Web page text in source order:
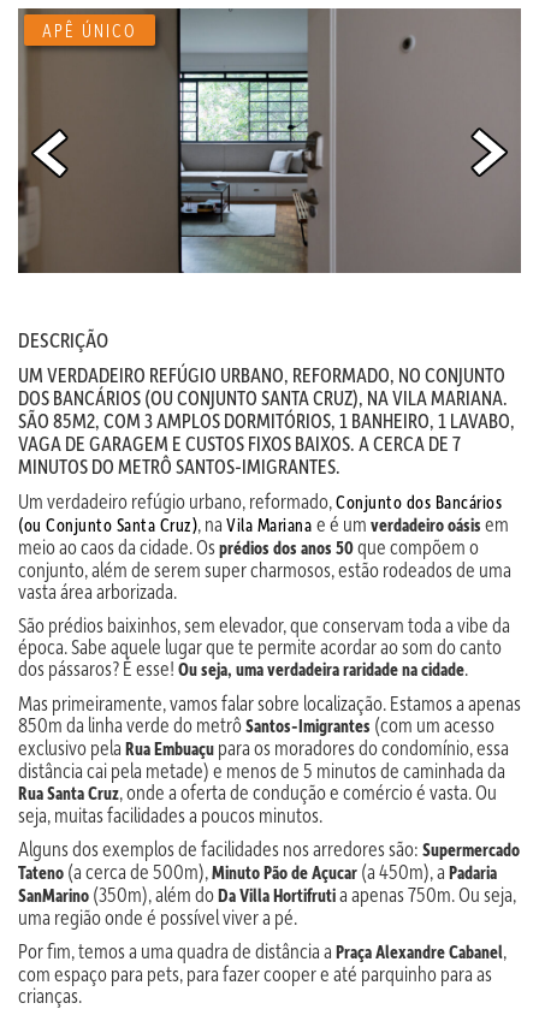
APÊ ÚNICO
DESCRIÇÃO
UM VERDADEIRO REFÚGIO URBANO, REFORMADO, NO CONJUNTO
DOS BANCÁRIOS (OU CONJUNTO SANTA CRUZ), NA VILA MARIANA.
SÃO 85M2, COM 3 AMPLOS DORMITÓRIOS, 1 BANHEIRO, 1 LAVABO,
VAGA DE GARAGEM E CUSTOS FIXOS BAIXOS. A CERCA DE 7
MINUTOS DO METRÔ SANTOS-IMIGRANTES.
Um verdadeiro refúgio urbano, reformado,Conjunto dos Bancários
(ou Conjunto Santa Cruz), na Vila Mariana e é um verdadeiro oásis em
meio ao caos da cidade. Osprédios dos anos 50que compõem o
conjunto, além de serem super charmosos, estão rodeados de uma
vasta área arborizada.
São prédios baixinhos, sem elevador, que conservam toda a vibe da
época. Sabe aquele lugar que te permite acordar ao som do canto
dos pássaros? É esse! Ou seja, uma verdadeira raridade na cidade.
Mas primeiramente, vamos falar sobre localização. Estamos a apenas
850m da linha verde do metrôSantos-Imigrantes (com um acesso
exclusivo pela Rua Embuaçu para os moradores do condomínio, essa
distância cai pela metade) e menos de 5 minutos de caminhada da
Rua Santa Cruz, onde a oferta de condução e comércio é vasta. Ou
seja, muitas facilidades a poucos minutos.
Alguns dos exemplos de facilidades nos arredores são: Supermercado
Tateno (a cerca de 500m),Minuto Pão de Açucar (a 450m), a Padaria
SanMarino (350m), além doDa Villa Hortifrutia apenas 750m. Ou seja,
uma região onde é possível viver a pé.
Por fim, temos a uma quadra de distância a Praça Alexandre Cabanel,
com espaço para pets, para fazer cooper e até parquinho para as
crianças.